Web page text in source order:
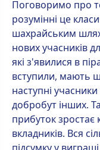
Поговоримо про
розумінні це
шахрайським
нових учасників
які з'явилися в
вступили, мають
наступні
добробут інших.
прибуток
вкладників. Вся